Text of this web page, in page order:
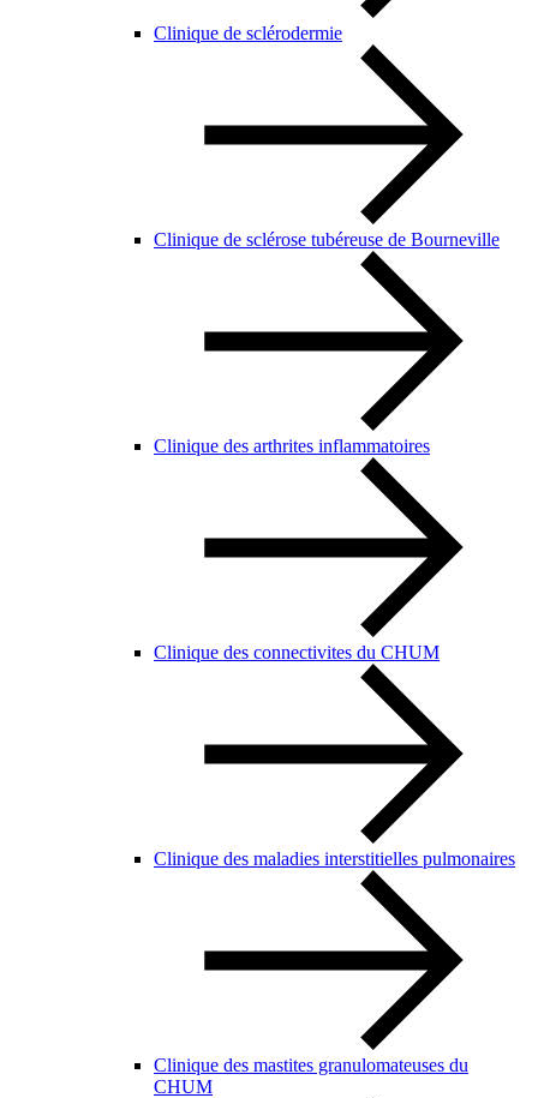
Clinique de sclérodermie
Clinique de sclérose tubéreuse de Bourneville
Clinique des arthrites inflammatoires
Clinique des connectivites du CHUM
Clinique des maladies interstitielles pulmonaires
Clinique des mastites granulomateuses du
CHUM